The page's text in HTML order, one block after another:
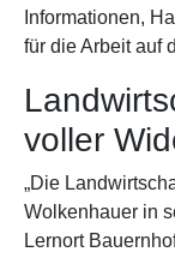
Informationen,
für die Arbeit auf
voller
„Die
Wolkenhauer in
Lernort